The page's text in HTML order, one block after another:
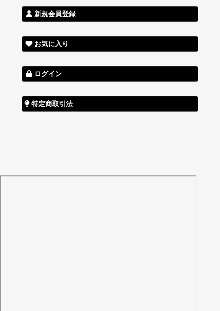
新規会員登録
お気に入り
ログイン
特定商取引法